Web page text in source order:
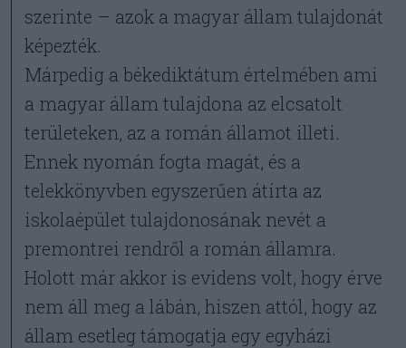
szerinte – azok a magyar állam tulajdonát
képezték.
Márpedig a békediktátum értelmében ami
a magyar állam tulajdona az elcsatolt
területeken, az a román államot illeti.
Ennek nyomán fogta magát, és a
telekkönyvben egyszerűen átírta az
iskolaépület tulajdonosának nevét a
premontrei rendről a román államra.
Holott már akkor is evidens volt, hogy érve
nem áll meg a lábán, hiszen attól, hogy az
állam esetleg támogatja egy egyházi